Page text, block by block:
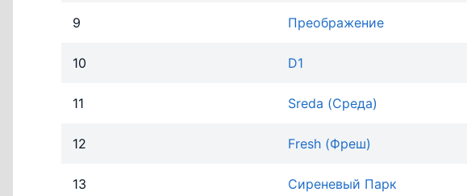
9 Преображение
10 D1
11 Sreda (Среда)
12 Fresh (Фреш)
13 Сиреневый Парк